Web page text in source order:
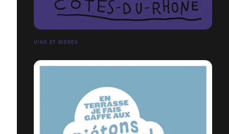
VINS ET BIÈRES